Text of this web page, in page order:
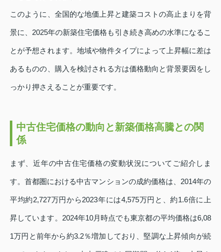
このように、全国的な地価上昇と建築コストの高止まりを背
景に、2025年の新築住宅価格も引き続き高めの水準になるこ
とが予想されます。地域や物件タイプによって上昇幅に差は
あるものの、購入を検討される方は価格動向と背景要因をし
っかり押さえることが重要です。
中古住宅価格の動向と新築価格高騰との関
係
まず、近年の中古住宅価格の変動状況についてご紹介しま
す。首都圏における中古マンションの成約価格は、2014年の
平均約2,727万円から2023年には4,575万円と、約1.6倍に上
昇しています。2024年10月時点でも東京都の平均価格は6,08
1万円と前年から約3.2％増加しており、堅調な上昇傾向が続